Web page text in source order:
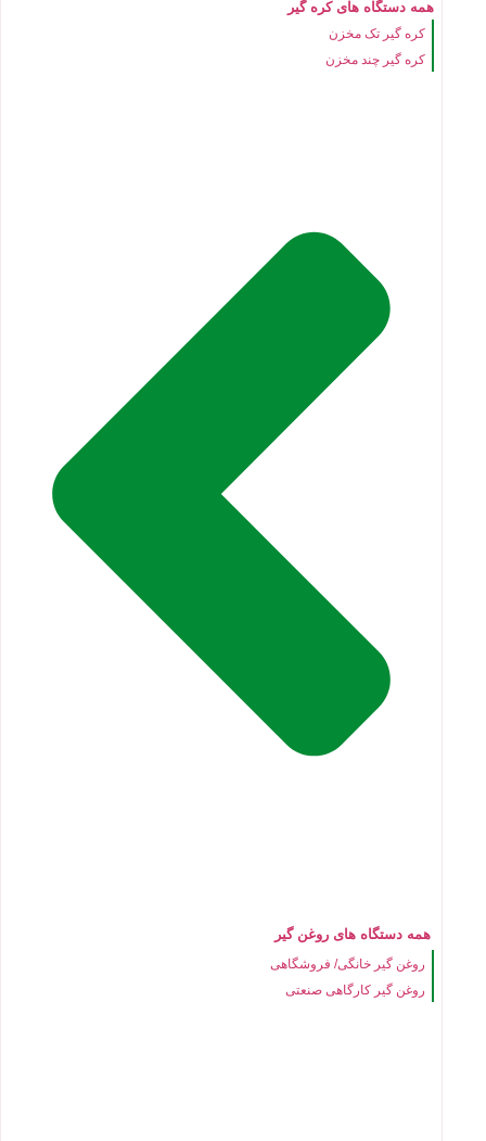
همه دستگاه های کره گیر
کره گیر تک مخزن
کره گیر چند مخزن
همه دستگاه های روغن گیر
روغن گیر خانگی/ فروشگاهی
روغن گیر کارگاهی صنعتی